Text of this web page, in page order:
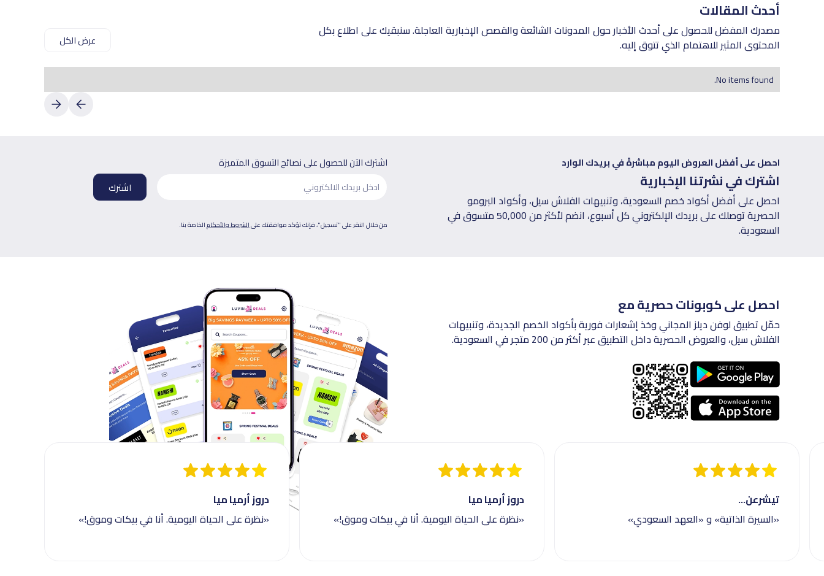
أحدث المقالات
مصدرك المفضل للحصول على أحدث الأخبار حول المدونات الشائعة والقصص الإخبارية العاجلة. سنبقيك على اطلاع بكل
المحتوى المثير للاهتمام الذي تتوق إليه.
عرض الكل
No items found.
احصل على أفضل العروض اليوم مباشرةً في بريدك الوارد
اشترك في نشرتنا الإخبارية
احصل على أفضل أكواد خصم السعودية، وتنبيهات الفلاش سيل، وأكواد البرومو
الحصرية توصلك على بريدك الإلكتروني كل أسبوع، انضم لأكثر من 50,000 متسوق في
السعودية.
اشترك الآن للحصول على نصائح التسوق المتميزة
من خلال النقر على "تسجيل"، فإنك تؤكد موافقتك علىالشروط والأحكامالخاصة بنا.
احصل على كوبونات حصرية مع
حمّل تطبيق لوفن ديلز المجاني وخذ إشعارات فورية بأكواد الخصم الجديدة، وتنبيهات
الفلاش سيل، والعروض الحصرية داخل التطبيق عبر أكثر من 200 متجر في السعودية.
تيشرعن...
«السيرة الذاتية» و «العهد السعودي»
دروز أرميا ميا
«نظرة على الحياة اليومية. أنا في بيكات وموق!»
دروز أرميا ميا
«نظرة على الحياة اليومية. أنا في بيكات وموق!»